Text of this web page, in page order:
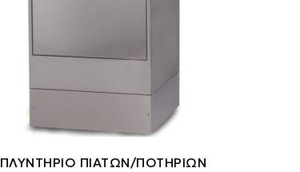
ΠΛΥΝΤΗΡΙΟ ΠΙΑΤΩΝ/ΠΟΤΗΡΙΩΝ